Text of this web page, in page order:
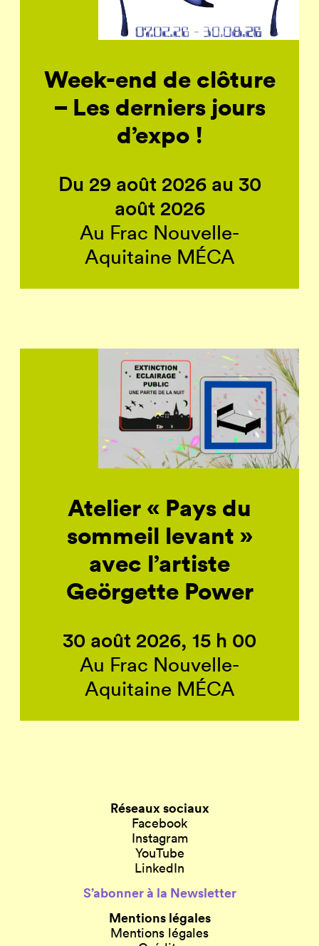
Week-end de clôture
– Les derniers jours
d’expo !
Du 29 août 2026 au 30
août 2026
Au Frac Nouvelle-
Aquitaine MÉCA
Atelier « Pays du
sommeil levant »
avec l’artiste
Geörgette Power
30 août 2026, 15 h 00
Au Frac Nouvelle-
Aquitaine MÉCA
Réseaux sociaux
Facebook
Instagram
YouTube
LinkedIn
S’abonner à la Newsletter
Mentions légales
Mentions légales